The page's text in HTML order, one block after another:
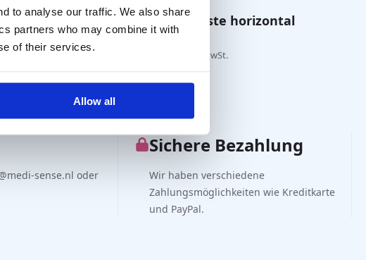
to analyse our traffic. We also share
partners who may combine it with
of their services.
Allow all
22 St., gerundet
Prismenleiste horizontal
(Luneau)
exkl. MwSt.
sense.nl oder
Sichere Bezahlung
Wir haben verschiedene
Zahlungsmöglichkeiten wie Kreditkarte
und PayPal.